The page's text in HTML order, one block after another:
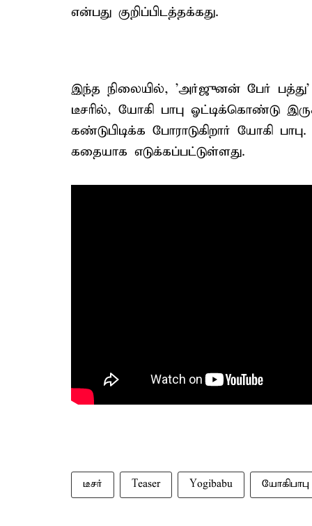
என்பது குறிப்பிடத்தக்கது.
இந்த நிலையில், 'அர்ஜுனன் பேர்
டீசரில், யோகி பாபு ஓட்டிக்கொண்டு
கண்டுபிடிக்க போராடுகிறார் யோகி
கதையாக எடுக்கப்பட்டுள்ளது.
டீசர் Teaser Yogibabu யோகிபாபு